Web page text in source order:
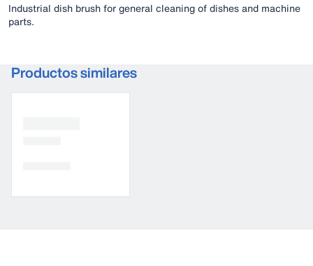
Industrial dish brush for general cleaning of dishes and machine
parts.
Productos similares